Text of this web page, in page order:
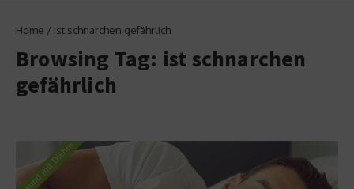
Home / ist schnarchen gefährlich
Browsing Tag: ist schnarchen
gefährlich